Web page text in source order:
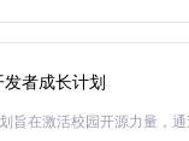
者成长计划